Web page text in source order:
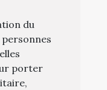
du
porter